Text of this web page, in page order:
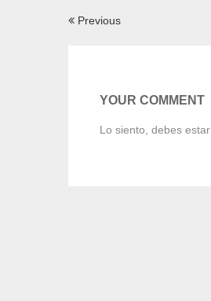
Navegación
Previous
YOUR COMMENT
Lo siento, debes estar